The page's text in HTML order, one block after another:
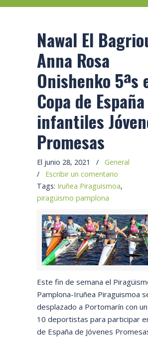
Nawal El
Anna Rosa
Onishenko 5ªs
Copa de
infantiles
Promesas
El junio 28, 2021 /
General
/ Escribir un comentario
Tags: Iruñea Piraguismoa,
piragüismo pamplona
Este fin de semana el
Pamplona-Iruñea Piraguismoa
desplazado a Portomarín con
10 deportistas para participar
de España de Jóvenes